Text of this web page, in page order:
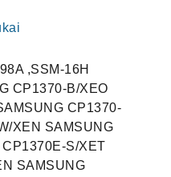
,SSM-16H
CP1370-B/XEO
CP1370-
XEN SAMSUNG
S/XET
SAMSUNG